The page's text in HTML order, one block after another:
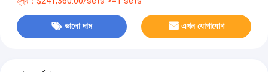
ভালো দাম এখন যোগাযোগ